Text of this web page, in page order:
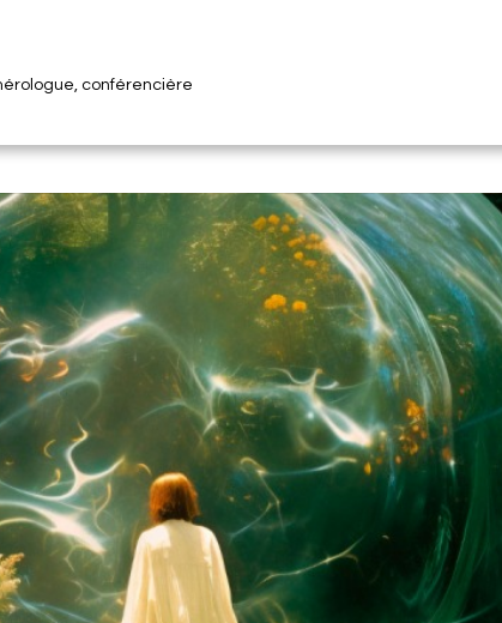
conférencière